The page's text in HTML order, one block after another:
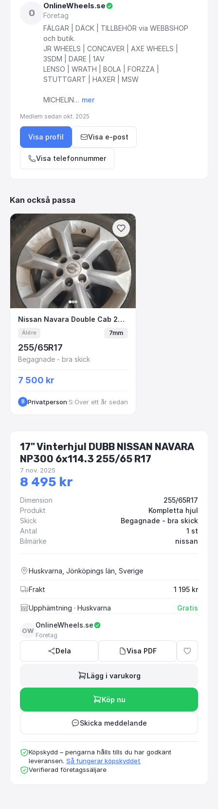
O
OnlineWheels.se
Företag
FÄLGAR
DÄCK TILLBEHÖR via WEBBSHOP
och butik.
JR WHEELS CONCAVER AXE WHEELS
3SDM
DARE
1AV
LENSO
WRATH BOLA FORZZA
STUTTGART
HAXER MSW
MICHELIN… mer
Medlem sedan okt. 2025
Visa profil Visa e-post
Visa telefonnummer
Kan också passa
Nissan Navara Double Cab 2012 255
Nissan Navara Double Cab 2012 255
Äldre 7mm
255/65R17
Begagnade - bra skick
7 500 kr
B Privatperson· Stockholm
·Över ett år sedan
17" Vinterhjul DUBB NISSAN NAVARA
NP300 6x114.3 255/65 R17
7 nov. 2025
8 495 kr
Dimension
255/65R17
Produkt
Kompletta hjul
Skick
Begagnade - bra skick
Antal
1 st
Bilmärke
nissan
Huskvarna, Jönköpings län, Sverige
Frakt 1 195 kr
Upphämtning · Huskvarna Gratis
OW
OnlineWheels.se
Företag
Dela Visa PDF
Lägg i varukorg
Köp nu
Skicka meddelande
Köpskydd – pengarna hålls tills du har godkänt
leveransen. Så fungerar köpskyddet
Verifierad företagssäljare